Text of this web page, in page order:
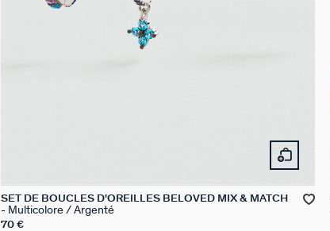
SET DE BOUCLES D'OREILLES BELOVED MIX & MATCH
Multicolore / Argenté
70 €